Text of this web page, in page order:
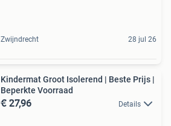
Zwijndrecht 28 jul 26
Kindermat Groot Isolerend | Beste Prijs |
Beperkte Voorraad
€ 27,96 Details